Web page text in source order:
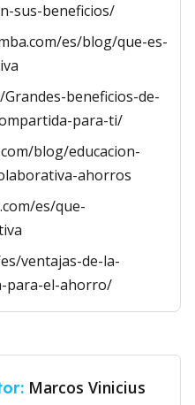
sus-beneficios/
es/blog/que-es-
beneficios-de-
para-ti/
blog/educacion-
ahorros
es/que-
ventajas-de-la-
para-el-ahorro/
Marcos Vinicius